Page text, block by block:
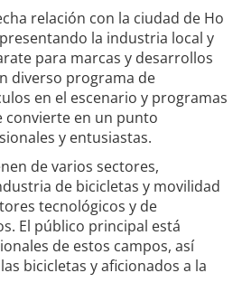
relación con la ciudad de Ho
la industria local y
para marcas y desarrollos
diverso programa de
en el escenario y programas
convierte en un punto
y entusiastas.
de varios sectores,
de bicicletas y movilidad
tecnológicos y de
El público principal está
de estos campos, así
bicicletas y aficionados a la